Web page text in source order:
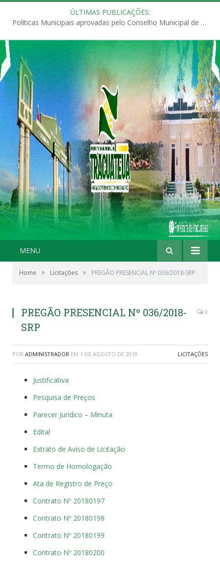
ÚLTIMAS PUBLICAÇÕES:
Políticas Municipais aprovadas pelo Conselho Municipal de Educação (CME)
MENU
Home » Licitações » PREGÃO PRESENCIAL Nº 036/2018-SRP
PREGÃO PRESENCIAL Nº 036/2018-
SRP
0
POR ADMINISTRADOR EM 1 DE AGOSTO DE 2018 LICITAÇÕES
Justificativa
Pesquisa de Preços
Parecer Jurídico – Minuta
Edital
Extrato de Aviso de Licitação
Termo de Homologação
Ata de Registro de Preço
Contrato Nº 20180197
Contrato Nº 20180198
Contrato Nº 20180199
Contrato Nº 20180200